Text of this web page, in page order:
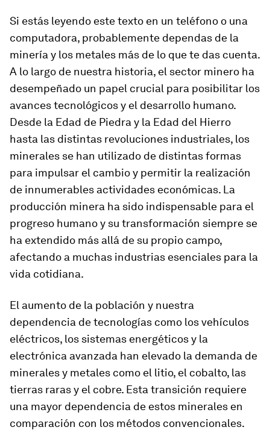
Si estás leyendo este texto en un teléfono o una
computadora, probablemente dependas de la
minería y los metales más de lo que te das cuenta.
A lo largo de nuestra historia, el sector minero ha
desempeñado un papel crucial para posibilitar los
avances tecnológicos y el desarrollo humano.
Desde la Edad de Piedra y la Edad del Hierro
hasta las distintas revoluciones industriales, los
minerales se han utilizado de distintas formas
para impulsar el cambio y permitir la realización
de innumerables actividades económicas. La
producción minera ha sido indispensable para el
progreso humano y su transformación siempre se
ha extendido más allá de su propio campo,
afectando a muchas industrias esenciales para la
vida cotidiana.
El aumento de la población y nuestra
dependencia de tecnologías como los vehículos
eléctricos, los sistemas energéticos y la
electrónica avanzada han elevado la demanda de
minerales y metales como el litio, el cobalto, las
tierras raras y el cobre. Esta transición requiere
una mayor dependencia de estos minerales en
comparación con los métodos convencionales.